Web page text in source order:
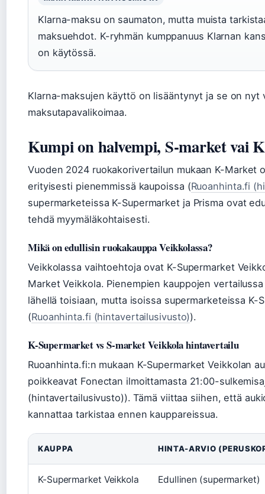
Klarna-maksu on saumaton, mutta muista
maksuehdot. K-ryhmän kumppanuus Klarnan
on käytössä.
Klarna-maksujen käyttö on lisääntynyt ja se on nyt
maksutapavalikoimaa.
Kumpi on halvempi, S-market vai
Vuoden 2024 ruokakorivertailun mukaan K-Market
erityisesti pienemmissä kaupoissa (Ruoanhinta.fi
supermarketeissa K-Supermarket ja Prisma ovat
tehdä myymäläkohtaisesti.
Mikä on edullisin ruokakauppa Veikkolassa?
Veikkolassa vaihtoehtoja ovat K-Supermarket
Market Veikkola. Pienempien kauppojen
lähellä toisiaan, mutta isoissa supermarketeissa K-
(Ruoanhinta.fi (hintavertailusivusto)).
K-Supermarket vs S-market Veikkola hintavertailu
Ruoanhinta.fi:n mukaan K-Supermarket Veikkolan
poikkeavat Fonectan ilmoittamasta 21:00-
(hintavertailusivusto)). Tämä viittaa siihen, että
kannattaa tarkistaa ennen kauppareissua.
KAUPPA HINTA-ARVIO
K-Supermarket Veikkola Edullinen (supermarket)